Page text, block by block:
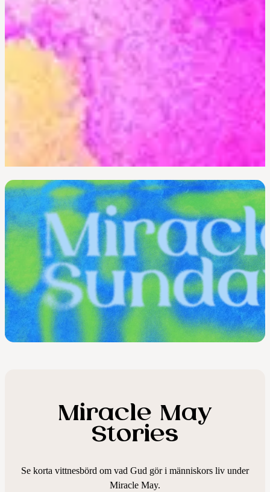
Miracle May
Stories
Se korta vittnesbörd om vad Gud gör i människors liv under
Miracle May.
Någon bjöd med mig